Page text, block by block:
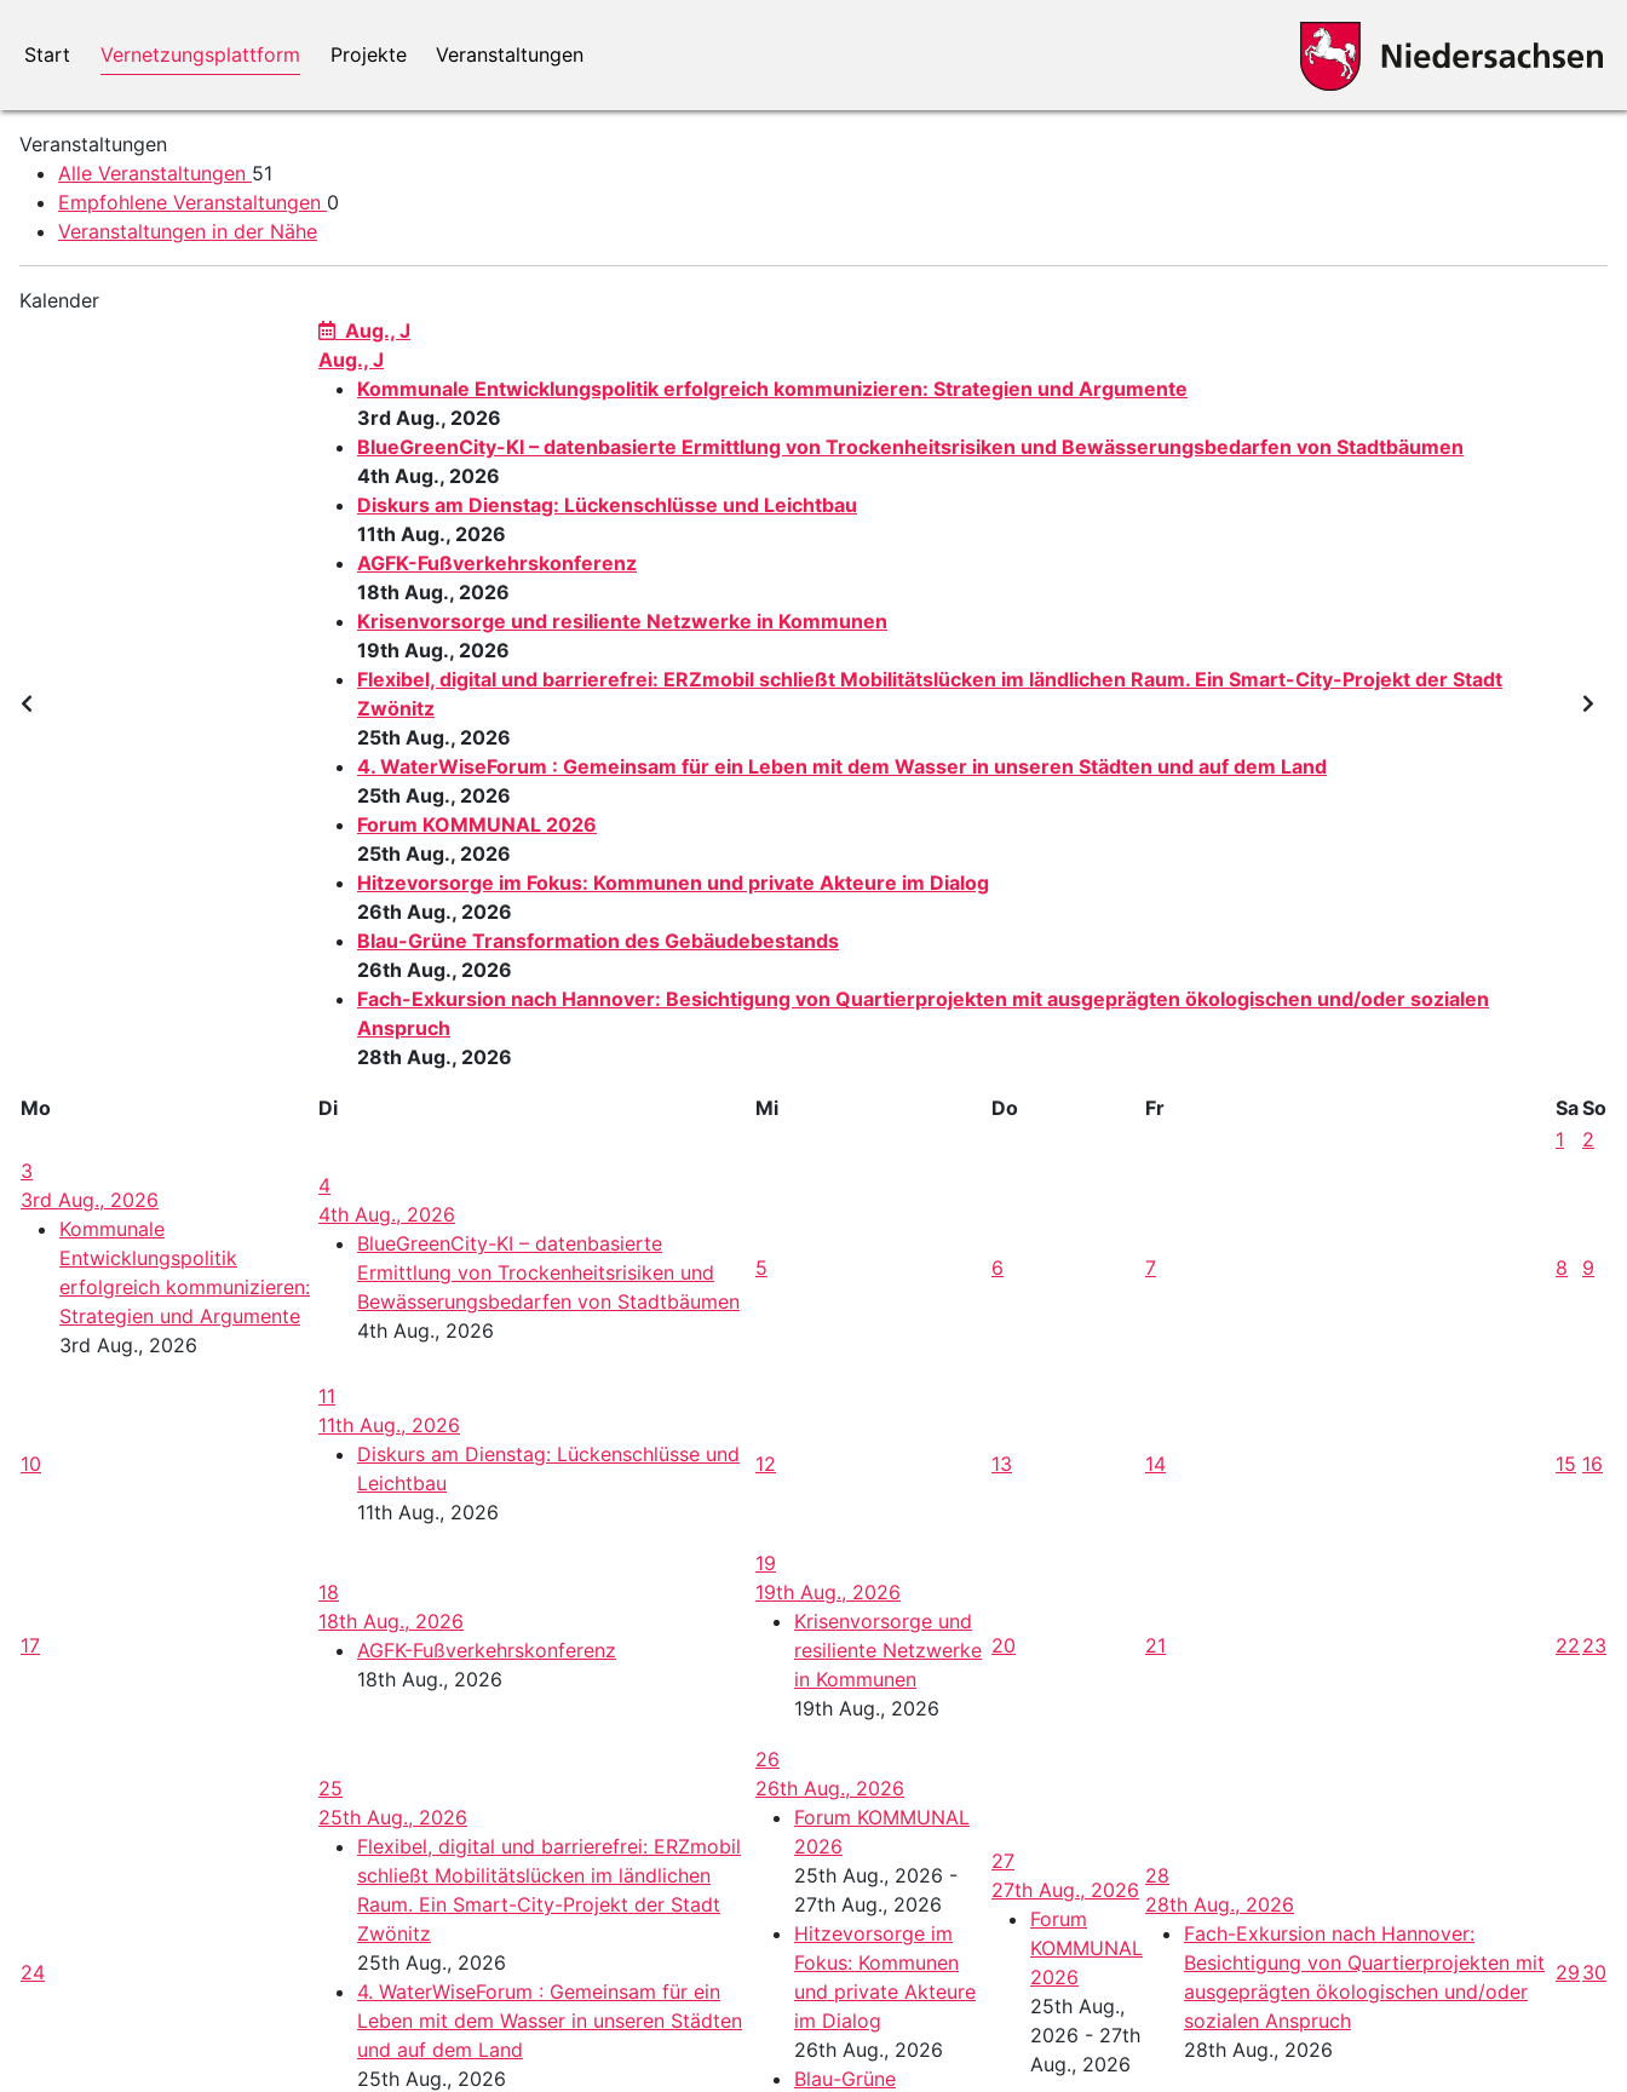
Start Vernetzungsplattform Projekte Veranstaltungen
Veranstaltungen
Alle Veranstaltungen 51
Empfohlene Veranstaltungen 0
Veranstaltungen in der Nähe
Kalender
Aug., J
Aug., J
Kommunale Entwicklungspolitik erfolgreich kommunizieren: Strategien und Argumente
3rd Aug., 2026
BlueGreenCity-KI – datenbasierte Ermittlung von Trockenheitsrisiken und Bewässerungsbedarfen von Stadtbäumen
4th Aug., 2026
Diskurs am Dienstag: Lückenschlüsse und Leichtbau
11th Aug., 2026
AGFK-Fußverkehrskonferenz
18th Aug., 2026
Krisenvorsorge und resiliente Netzwerke in Kommunen
19th Aug., 2026
Flexibel, digital und barrierefrei: ERZmobil schließt Mobilitätslücken im ländlichen Raum. Ein Smart-City-Projekt der Stadt
Zwönitz
25th Aug., 2026
4. WaterWiseForum : Gemeinsam für ein Leben mit dem Wasser in unseren Städten und auf dem Land
25th Aug., 2026
Forum KOMMUNAL 2026
25th Aug., 2026
Hitzevorsorge im Fokus: Kommunen und private Akteure im Dialog
26th Aug., 2026
Blau-Grüne Transformation des Gebäudebestands
26th Aug., 2026
Fach-Exkursion nach Hannover: Besichtigung von Quartierprojekten mit ausgeprägten ökologischen und/oder sozialen
Anspruch
28th Aug., 2026
Mo Di Mi Do Fr SaSo
1
2
3
3rd Aug., 2026
Kommunale
Entwicklungspolitik
erfolgreich kommunizieren:
Strategien und Argumente
3rd Aug., 2026
4
4th Aug., 2026
BlueGreenCity-KI – datenbasierte
Ermittlung von Trockenheitsrisiken und
Bewässerungsbedarfen von Stadtbäumen
4th Aug., 2026
5 6 7 8 9
10
11
11th Aug., 2026
Diskurs am Dienstag: Lückenschlüsse und
Leichtbau
11th Aug., 2026
12 13 14 15 16
17
18
18th Aug., 2026
AGFK-Fußverkehrskonferenz
18th Aug., 2026
19
19th Aug., 2026
Krisenvorsorge und
resiliente Netzwerke
in Kommunen
19th Aug., 2026
20 21 22 23
24
25
25th Aug., 2026
Flexibel, digital und barrierefrei: ERZmobil
schließt Mobilitätslücken im ländlichen
Raum. Ein Smart-City-Projekt der Stadt
Zwönitz
25th Aug., 2026
4. WaterWiseForum : Gemeinsam für ein
Leben mit dem Wasser in unseren Städten
und auf dem Land
25th Aug., 2026
26
26th Aug., 2026
Forum KOMMUNAL
2026
25th Aug., 2026 -
27th Aug., 2026
Hitzevorsorge im
Fokus: Kommunen
und private Akteure
im Dialog
26th Aug., 2026
Blau-Grüne
27
27th Aug., 2026
Forum
KOMMUNAL
2026
25th Aug.,
2026 - 27th
Aug., 2026
28
28th Aug., 2026
Fach-Exkursion nach Hannover:
Besichtigung von Quartierprojekten mit
ausgeprägten ökologischen und/oder
sozialen Anspruch
28th Aug., 2026
29 30